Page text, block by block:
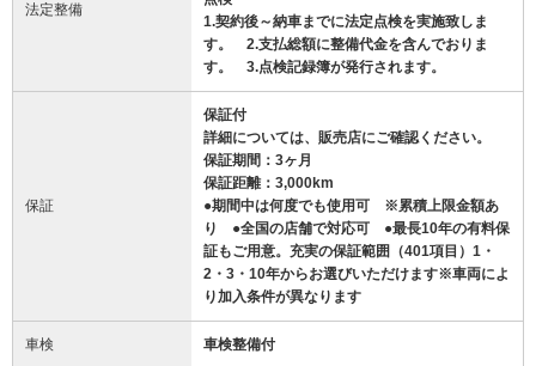
法定整備
1.契約後～納車までに法定点検を実施致しま
す。 2.支払総額に整備代金を含んでおりま
す。 3.点検記録簿が発行されます。
保証
保証付
詳細については、販売店にご確認ください。
保証期間：3ヶ月
保証距離：3,000km
●期間中は何度でも使用可 ※累積上限金額あ
り ●全国の店舗で対応可 ●最長10年の有料保
証もご用意。充実の保証範囲（401項目）1・
2・3・10年からお選びいただけます※車両によ
り加入条件が異なります
車検 車検整備付